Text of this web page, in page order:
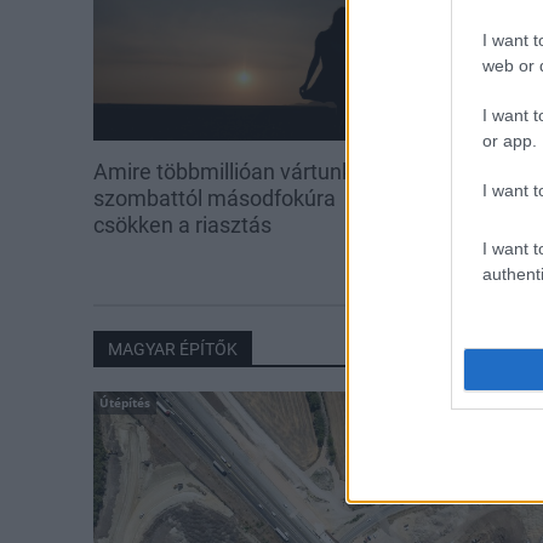
I want
web or
I want
or app.
I want
I want
Amire többmillióan vártunk:
szombattól másodfokúra
csökken a riasztás
MAGYAR ÉPÍTŐK
Útépítés